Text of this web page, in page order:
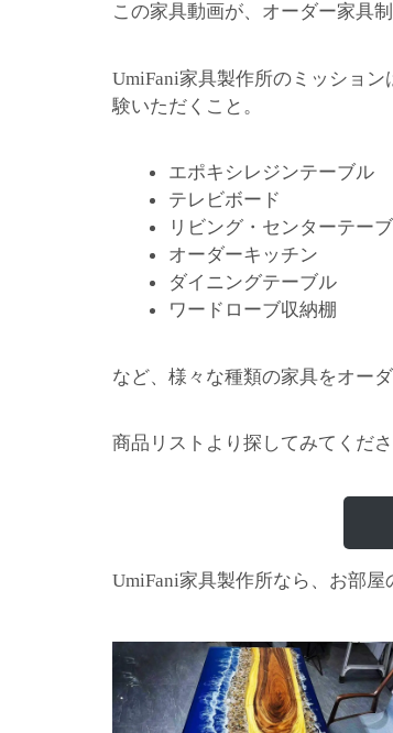
この家具動画が、オーダー家具
UmiFani家具製作所のミッショ
験いただくこと。
エポキシレジンテーブル
テレビボード
リビング・センターテー
オーダーキッチン
ダイニングテーブル
ワードローブ収納棚
など、様々な種類の家具をオー
商品リストより探してみてくださ
UmiFani家具製作所なら、お部屋